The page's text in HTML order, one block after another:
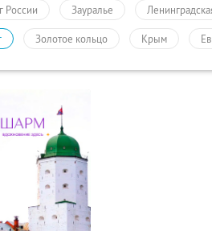
России Зауралье
Золотое кольцо Крым